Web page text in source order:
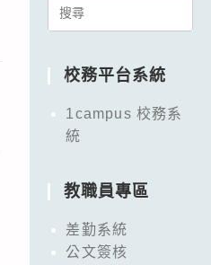
Search
校務平台系統
1campus 校務系
統
教職員專區
差勤系統
公文簽核